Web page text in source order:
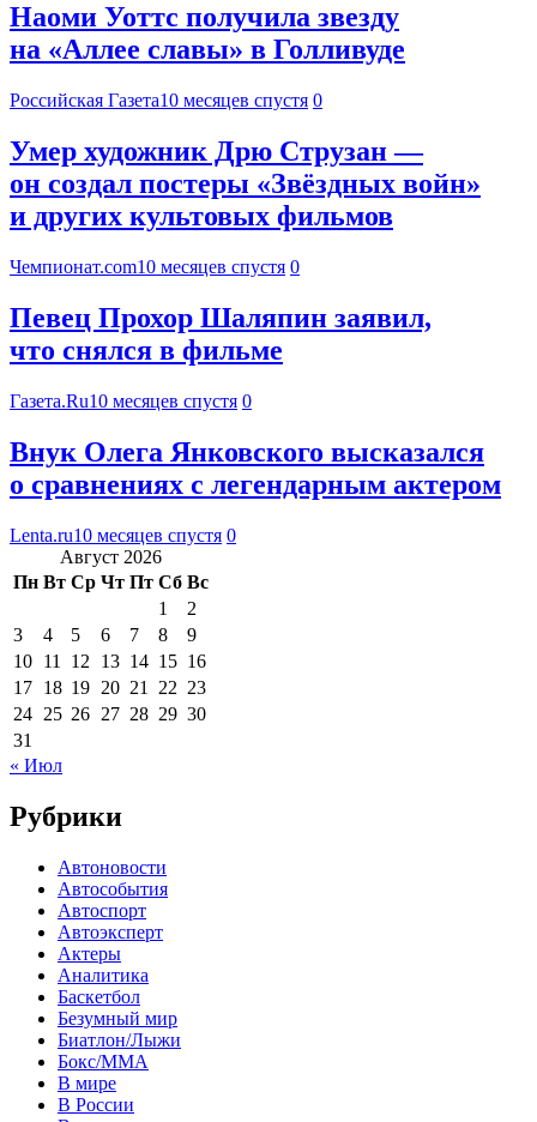
Наоми Уоттс получила звезду
на «Аллее славы» в Голливуде
Российская Газета10 месяцев спустя 0
Умер художник Дрю Струзан —
он создал постеры «Звёздных войн»
и других культовых фильмов
Чемпионат.com10 месяцев спустя 0
Певец Прохор Шаляпин заявил,
что снялся в фильме
Газета.Ru10 месяцев спустя 0
Внук Олега Янковского высказался
о сравнениях с легендарным актером
Lenta.ru10 месяцев спустя 0
Август 2026
Пн Вт Ср Чт Пт Сб Вс
1
2
3
4 5 6 7 8
9
10 11 12 13 14 15 16
17 18 19 20 21 22 23
24 25 26 27 28 29 30
31
« Июл
Рубрики
Автоновости
Автособытия
Автоспорт
Автоэксперт
Актеры
Аналитика
Баскетбол
Безумный мир
Биатлон/Лыжи
Бокс/MMA
В мире
В России